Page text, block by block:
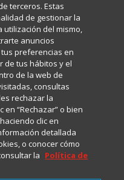
terceros. Estas
de gestionar la
del mismo,
anuncios
preferencias en
de tus hábitos y el
de la web de
consultas
rechazar la
“Rechazar” o bien
clic en
detallada
o conocer cómo
la Política de